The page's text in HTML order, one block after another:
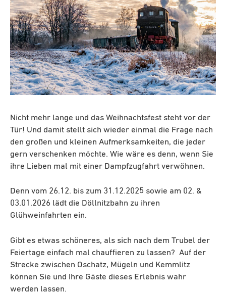
Nicht mehr lange und das Weihnachtsfest steht vor der
Tür! Und damit stellt sich wieder einmal die Frage nach
den großen und kleinen Aufmerksamkeiten, die jeder
gern verschenken möchte. Wie wäre es denn, wenn Sie
ihre Lieben mal mit einer Dampfzugfahrt verwöhnen.
Denn vom 26.12. bis zum 31.12.2025 sowie am 02. &
03.01.2026 lädt die Döllnitzbahn zu ihren
Glühweinfahrten ein.
Gibt es etwas schöneres, als sich nach dem Trubel der
Feiertage einfach mal chauffieren zu lassen? Auf der
Strecke zwischen Oschatz, Mügeln und Kemmlitz
können Sie und Ihre Gäste dieses Erlebnis wahr
werden lassen.